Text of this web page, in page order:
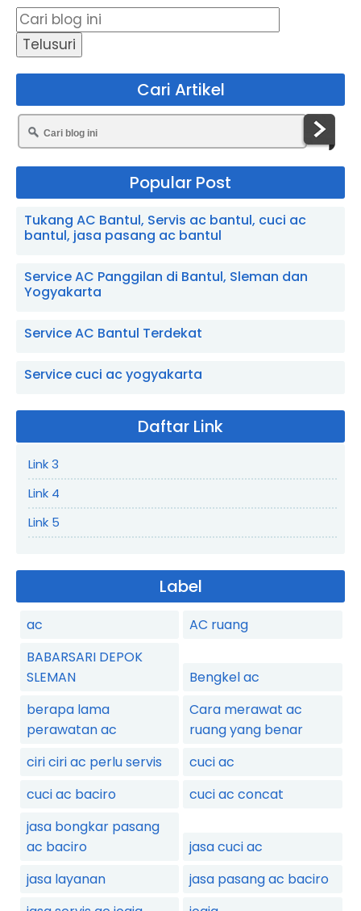
Cari Artikel
Popular Post
Tukang AC Bantul, Servis ac bantul, cuci ac
bantul, jasa pasang ac bantul
Service AC Panggilan di Bantul, Sleman dan
Yogyakarta
Service AC Bantul Terdekat
Service cuci ac yogyakarta
Daftar Link
Link 3
Link 4
Link 5
Label
ac
AC ruang
BABARSARI DEPOK
SLEMAN
Bengkel ac
berapa lama
perawatan ac
Cara merawat ac
ruang yang benar
ciri ciri ac perlu servis
cuci ac
cuci ac baciro
cuci ac concat
jasa bongkar pasang
ac baciro
jasa cuci ac
jasa layanan
jasa pasang ac baciro